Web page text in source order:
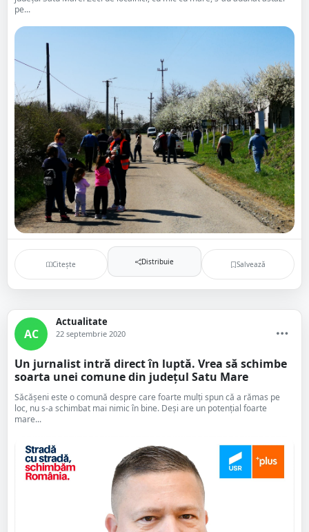
pe...
Citește Distribuie Salvează
AC
Actualitate
22 septembrie 2020
Un jurnalist intră direct în luptă. Vrea să schimbe
soarta unei comune din județul Satu Mare
Săcășeni este o comună despre care foarte mulți spun că a rămas pe
loc, nu s-a schimbat mai nimic în bine. Deși are un potențial foarte
mare...